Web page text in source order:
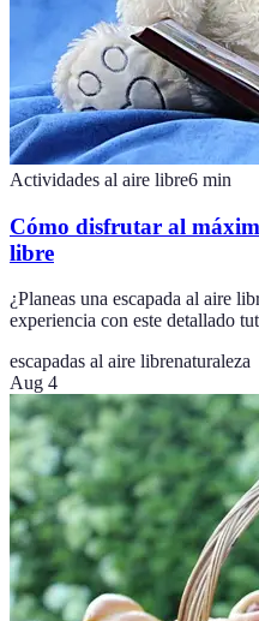
Actividades al aire libre6 min
Cómo disfrutar al
libre
¿Planeas una escapada al aire
experiencia con este detallado
escapadas al aire librenaturaleza
Aug 4